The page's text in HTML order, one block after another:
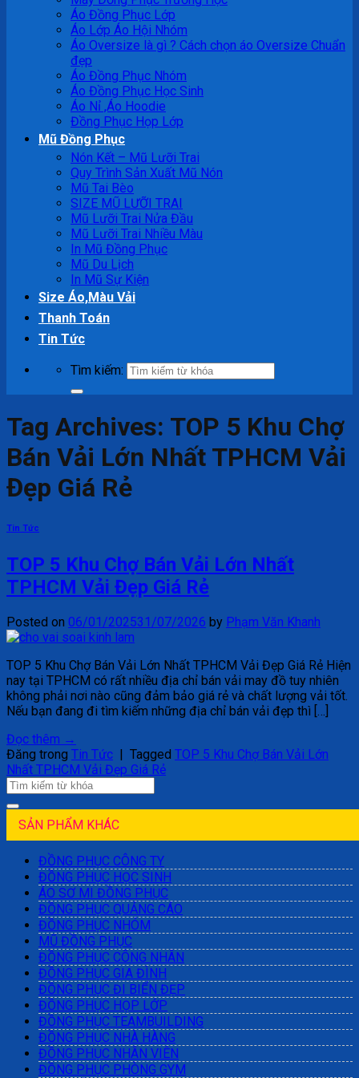
Áo Đồng Phục Lớp
Áo Lớp Áo Hội Nhóm
Áo Oversize là gì ? Cách chọn áo Oversize Chuẩn
đẹp
Áo Đồng Phục Nhóm
Áo Đồng Phục Học Sinh
Áo Nỉ ,Áo Hoodie
Đồng Phục Họp Lớp
Mũ Đồng Phục
Nón Kết – Mũ Lưỡi Trai
Quy Trình Sản Xuất Mũ Nón
Mũ Tai Bèo
SIZE MŨ LƯỠI TRAI
Mũ Lưỡi Trai Nửa Đầu
Mũ Lưỡi Trai Nhiều Màu
In Mũ Đồng Phục
Mũ Du Lịch
In Mũ Sự Kiện
Size Áo,Màu Vải
Thanh Toán
Tin Tức
Tìm kiếm:
Tag Archives: TOP 5 Khu Chợ
Bán Vải Lớn Nhất TPHCM Vải
Đẹp Giá Rẻ
Tin Tức
TOP 5 Khu Chợ Bán Vải Lớn Nhất
TPHCM Vải Đẹp Giá Rẻ
Posted on 06/01/202531/07/2026 by Phạm Văn Khanh
TOP 5 Khu Chợ Bán Vải Lớn Nhất TPHCM Vải Đẹp Giá Rẻ Hiện
nay tại TPHCM có rất nhiều địa chỉ bán vải may đồ tuy nhiên
không phải nơi nào cũng đảm bảo giá rẻ và chất lượng vải tốt.
Nếu bạn đang đi tìm kiếm những địa chỉ bán vải đẹp thì […]
Đọc thêm →
Đăng trong Tin Tức Tagged TOP 5 Khu Chợ Bán Vải Lớn
Nhất TPHCM Vải Đẹp Giá Rẻ
SẢN PHẨM KHÁC
ĐỒNG PHỤC CÔNG TY
ĐỒNG PHỤC HỌC SINH
ÁO SƠ MI ĐỒNG PHỤC
ĐỒNG PHỤC QUẢNG CÁO
ĐỒNG PHỤC NHÓM
MŨ ĐỒNG PHỤC
ĐỒNG PHỤC CÔNG NHÂN
ĐỒNG PHỤC GIA ĐÌNH
ĐỒNG PHỤC ĐI BIỂN ĐẸP
ĐỒNG PHỤC HỌP LỚP
ĐỒNG PHỤC TEAMBUILDING
ĐỒNG PHỤC NHÀ HÀNG
ĐỒNG PHỤC NHÂN VIÊN
ĐỒNG PHỤC PHÒNG GYM